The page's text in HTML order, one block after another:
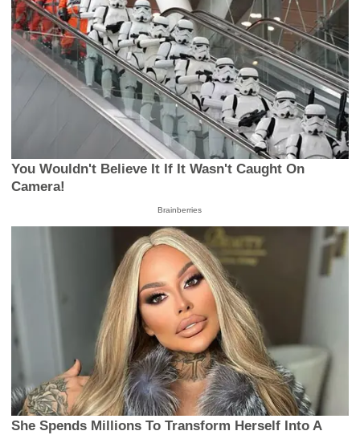
You Wouldn't Believe It If It Wasn't Caught On
Camera!
Brainberries
She Spends Millions To Transform Herself Into A